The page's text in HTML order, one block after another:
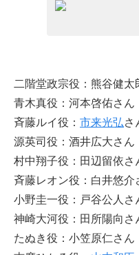
二階堂政宗役：熊谷健太
青木真役：河本啓佑さん
斉藤ルイ役： 市来光弘さ
源英司役：酒井広大さん
村中翔子役：田辺留依さ
斉藤レオン役：白井悠介
小野圭一役：戸谷公人さ
神崎大河役：田所陽向さ
たぬき役：小笠原仁さん